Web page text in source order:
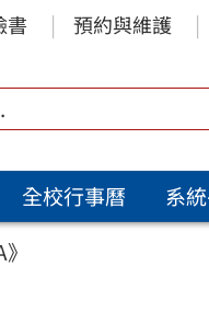
書 預約與維護
全校行事曆
系